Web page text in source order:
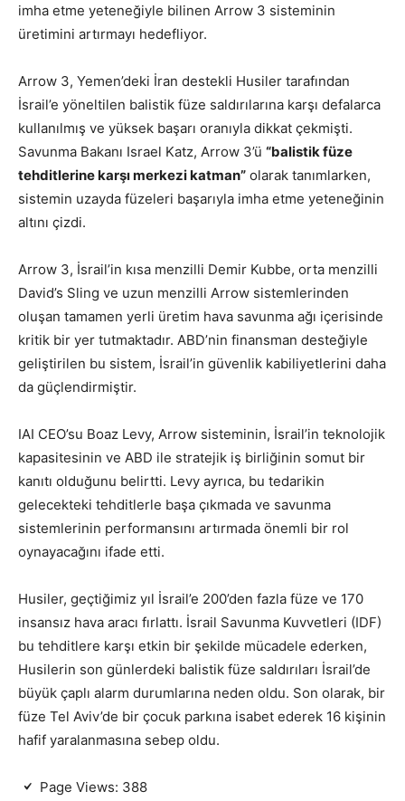
imha etme yeteneğiyle bilinen Arrow 3 sisteminin
üretimini artırmayı hedefliyor.
Arrow 3, Yemen’deki İran destekli Husiler tarafından
İsrail’e yöneltilen balistik füze saldırılarına karşı defalarca
kullanılmış ve yüksek başarı oranıyla dikkat çekmişti.
Savunma Bakanı Israel Katz, Arrow 3’ü “balistik füze
tehditlerine karşı merkezi katman” olarak tanımlarken,
sistemin uzayda füzeleri başarıyla imha etme yeteneğinin
altını çizdi.
Arrow 3, İsrail’in kısa menzilli Demir Kubbe, orta menzilli
David’s Sling ve uzun menzilli Arrow sistemlerinden
oluşan tamamen yerli üretim hava savunma ağı içerisinde
kritik bir yer tutmaktadır. ABD’nin finansman desteğiyle
geliştirilen bu sistem, İsrail’in güvenlik kabiliyetlerini daha
da güçlendirmiştir.
IAI CEO’su Boaz Levy, Arrow sisteminin, İsrail’in teknolojik
kapasitesinin ve ABD ile stratejik iş birliğinin somut bir
kanıtı olduğunu belirtti. Levy ayrıca, bu tedarikin
gelecekteki tehditlerle başa çıkmada ve savunma
sistemlerinin performansını artırmada önemli bir rol
oynayacağını ifade etti.
Husiler, geçtiğimiz yıl İsrail’e 200’den fazla füze ve 170
insansız hava aracı fırlattı. İsrail Savunma Kuvvetleri (IDF)
bu tehditlere karşı etkin bir şekilde mücadele ederken,
Husilerin son günlerdeki balistik füze saldırıları İsrail’de
büyük çaplı alarm durumlarına neden oldu. Son olarak, bir
füze Tel Aviv’de bir çocuk parkına isabet ederek 16 kişinin
hafif yaralanmasına sebep oldu.
Page Views: 388